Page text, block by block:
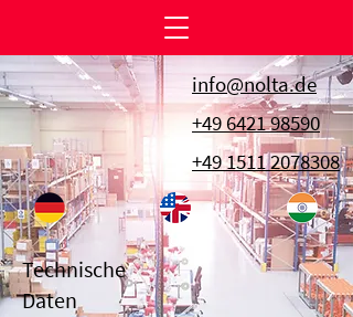
info@nolta.de
+49 6421 98590
+49 1511 2078308
Technische
Daten